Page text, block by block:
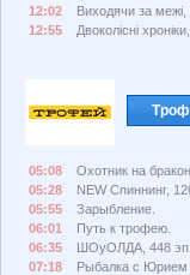
12:02
Виходячи за межі,
12:55
Двоколісні
05:08
Охотник на
05:28
NEW Спиннинг,
05:55
Зарыбление.
06:01
Путь к трофею.
06:35
ШОуОЛДА, 448 эп.
07:18
Рыбалка с Юрием